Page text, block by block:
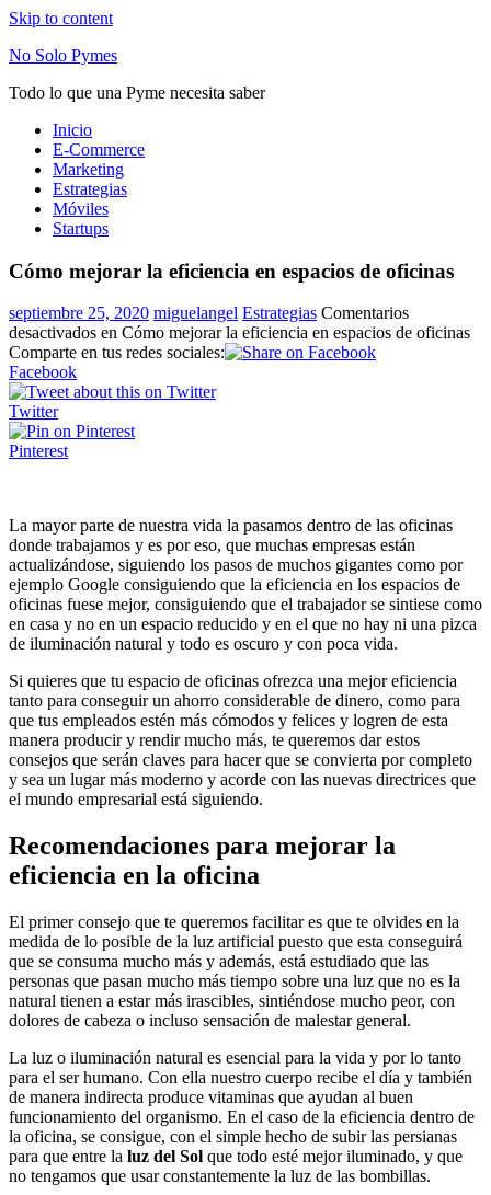
Skip to content
No Solo Pymes
Todo lo que una Pyme necesita saber
Inicio
E-Commerce
Marketing
Estrategias
Móviles
Startups
Cómo mejorar la eficiencia en espacios de oficinas
septiembre 25, 2020 miguelangel Estrategias Comentarios
desactivados en Cómo mejorar la eficiencia en espacios de oficinas
Comparte en tus redes sociales:
Facebook
Twitter
Pinterest
La mayor parte de nuestra vida la pasamos dentro de las oficinas
donde trabajamos y es por eso, que muchas empresas están
actualizándose, siguiendo los pasos de muchos gigantes como por
ejemplo Google consiguiendo que la eficiencia en los espacios de
oficinas fuese mejor, consiguiendo que el trabajador se sintiese como
en casa y no en un espacio reducido y en el que no hay ni una pizca
de iluminación natural y todo es oscuro y con poca vida.
Si quieres que tu espacio de oficinas ofrezca una mejor eficiencia
tanto para conseguir un ahorro considerable de dinero, como para
que tus empleados estén más cómodos y felices y logren de esta
manera producir y rendir mucho más, te queremos dar estos
consejos que serán claves para hacer que se convierta por completo
y sea un lugar más moderno y acorde con las nuevas directrices que
el mundo empresarial está siguiendo.
Recomendaciones para mejorar la
eficiencia en la oficina
El primer consejo que te queremos facilitar es que te olvides en la
medida de lo posible de la luz artificial puesto que esta conseguirá
que se consuma mucho más y además, está estudiado que las
personas que pasan mucho más tiempo sobre una luz que no es la
natural tienen a estar más irascibles, sintiéndose mucho peor, con
dolores de cabeza o incluso sensación de malestar general.
La luz o iluminación natural es esencial para la vida y por lo tanto
para el ser humano. Con ella nuestro cuerpo recibe el día y también
de manera indirecta produce vitaminas que ayudan al buen
funcionamiento del organismo. En el caso de la eficiencia dentro de
la oficina, se consigue, con el simple hecho de subir las persianas
para que entre la luz del Sol que todo esté mejor iluminado, y que
no tengamos que usar constantemente la luz de las bombillas.